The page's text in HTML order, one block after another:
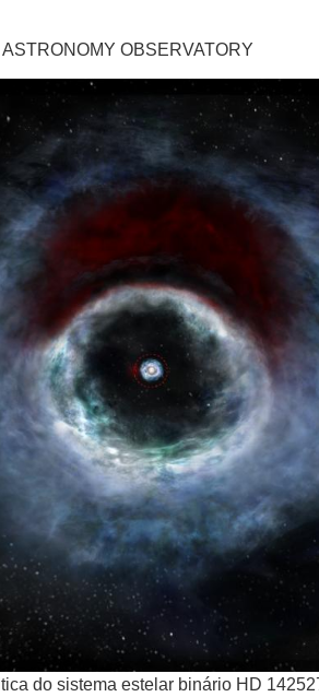
OBSERVATORY
do sistema estelar binário HD